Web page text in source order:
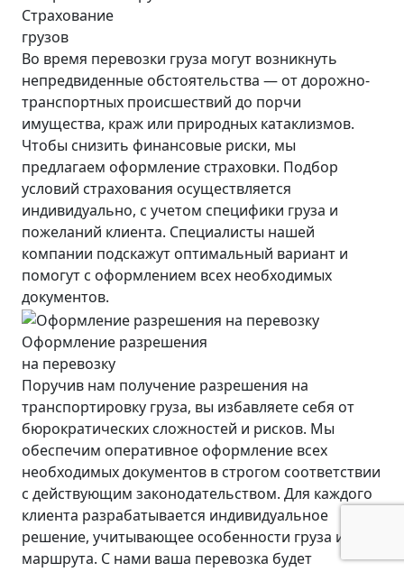
Страхование
грузов
Во время перевозки груза могут возникнуть
непредвиденные обстоятельства — от дорожно-
транспортных происшествий до порчи
имущества, краж или природных катаклизмов.
Чтобы снизить финансовые риски, мы
предлагаем оформление страховки. Подбор
условий страхования осуществляется
индивидуально, с учетом специфики груза и
пожеланий клиента. Специалисты нашей
компании подскажут оптимальный вариант и
помогут с оформлением всех необходимых
документов.
Оформление разрешения
на перевозку
Поручив нам получение разрешения на
транспортировку груза, вы избавляете себя от
бюрократических сложностей и рисков. Мы
обеспечим оперативное оформление всех
необходимых документов в строгом соответствии
с действующим законодательством. Для каждого
клиента разрабатывается индивидуальное
решение, учитывающее особенности груза и
маршрута. С нами ваша перевозка будет